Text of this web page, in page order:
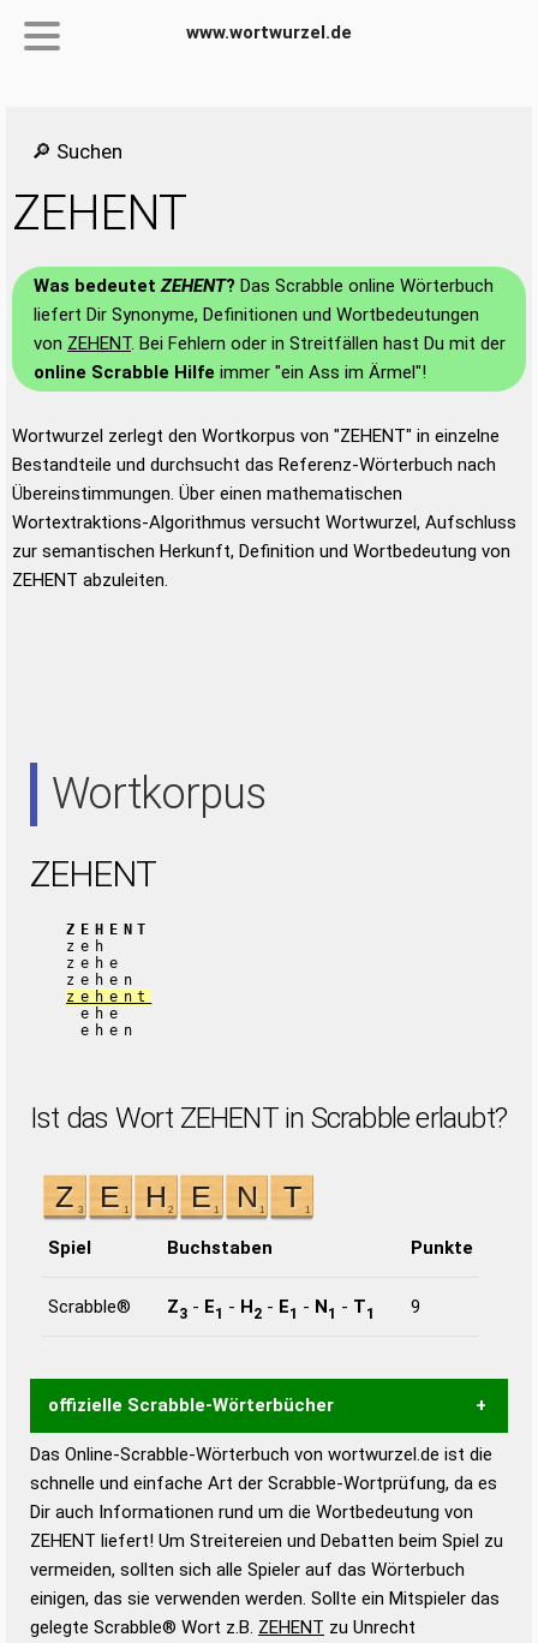
www.wortwurzel.de
🔎 Suchen
ZEHENT
Was bedeutetZEHENT? Das Scrabble online Wörterbuch
liefert Dir Synonyme, Definitionen und Wortbedeutungen
von ZEHENT. Bei Fehlern oder in Streitfällen hast Du mit der
online Scrabble Hilfe immer "ein Ass im Ärmel"!
Wortwurzel zerlegt den Wortkorpus von "ZEHENT" in einzelne
Bestandteile und durchsucht das Referenz-Wörterbuch nach
Übereinstimmungen. Über einen mathematischen
Wortextraktions-Algorithmus versucht Wortwurzel, Aufschluss
zur semantischen Herkunft, Definition und Wortbedeutung von
ZEHENT abzuleiten.
Wortkorpus
ZEHENT
ZEHENT
zeh
zehe
zehen
zehent
ehe
ehen
Ist das Wort ZEHENT in Scrabble erlaubt?
Spiel Buchstaben Punkte
Scrabble® Z3 - E1 - H2 - E1 - N1 - T1 9
offizielle Scrabble-Wörterbücher
Wortwurzel liefert mit Hilfe eines semantischen
Wortanalyse-Algorithmus gute Anhaltspunkte zu
Wortbedeutung, Worttrennung und Wortform, um die
Gültigkeit eines Wortes für das Scrabble-Spiel zu
bestimmen!
zugelassene Turnier Scrabble-
Wörterbücher sind:
Das Online-Scrabble-Wörterbuch von wortwurzel.de ist die
schnelle und einfache Art der Scrabble-Wortprüfung, da es
Dir auch Informationen rund um die Wortbedeutung von
ZEHENT liefert! Um Streitereien und Debatten beim Spiel zu
vermeiden, sollten sich alle Spieler auf das Wörterbuch
einigen, das sie verwenden werden. Sollte ein Mitspieler das
gelegte Scrabble® Wort z.B. ZEHENT zu Unrecht